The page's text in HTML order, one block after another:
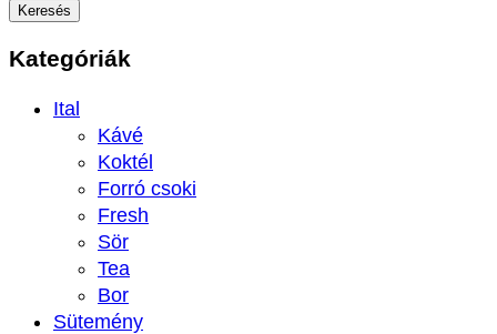
Keresés
Kategóriák
Ital
Kávé
Koktél
Forró csoki
Fresh
Sör
Tea
Bor
Sütemény